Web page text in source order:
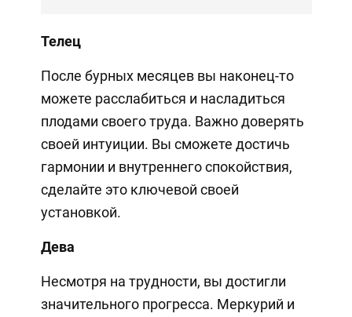
Телец
После бурных месяцев вы наконец-то
можете расслабиться и насладиться
плодами своего труда. Важно доверять
своей интуиции. Вы сможете достичь
гармонии и внутреннего спокойствия,
сделайте это ключевой своей
установкой.
Дева
Несмотря на трудности, вы достигли
значительного прогресса. Меркурий и